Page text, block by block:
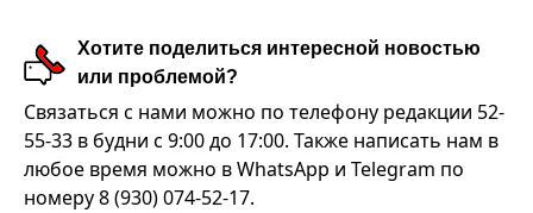
Хотите поделиться интересной новостью
или проблемой?
Связаться с нами можно по телефону редакции 52-
55-33 в будни с 9:00 до 17:00. Также написать нам в
любое время можно в WhatsApp и Telegram по
номеру 8 (930) 074-52-17.